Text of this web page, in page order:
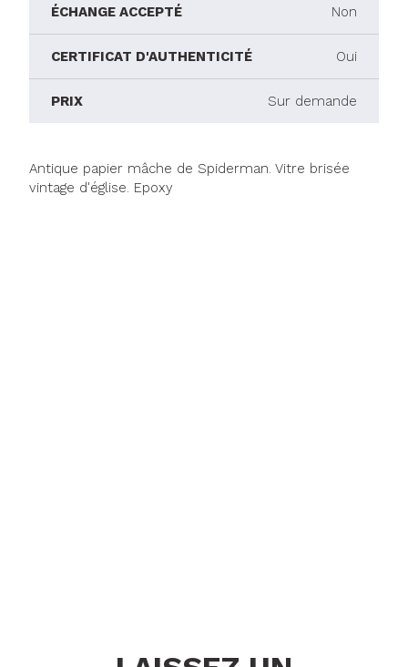
ÉCHANGE ACCEPTÉ Non
CERTIFICAT D'AUTHENTICITÉ Oui
PRIX Sur demande
Antique papier mâche de Spiderman. Vitre brisée
vintage d'église. Epoxy